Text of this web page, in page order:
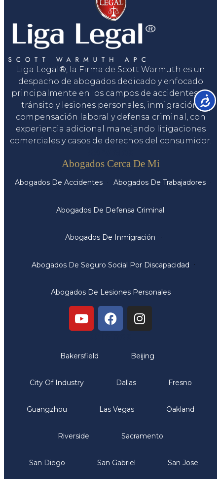
Liga Legal®, la Firma de Scott Warmuth es un
despacho de abogados dedicado y enfocado
principalmente en los campos de accidentes de
tránsito y lesiones personales, inmigración,
compensación laboral y defensa criminal, con
experiencia adicional manejando litigaciones
comerciales y casos de derechos del consumidor.
Abogados Cerca De Mi
Abogados De Accidentes Abogados De Trabajadores
Abogados De Defensa Criminal
Abogados De Inmigración
Abogados De Seguro Social Por Discapacidad
Abogados De Lesiones Personales
Bakersfield Beijing
City Of Industry Dallas Fresno
Guangzhou Las Vegas Oakland
Riverside Sacramento
San Diego San Gabriel San Jose